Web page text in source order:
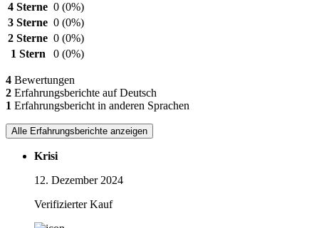
4 Sterne 0 (0%)
3 Sterne 0 (0%)
2 Sterne 0 (0%)
1 Stern
0 (0%)
4 Bewertungen
2 Erfahrungsberichte auf Deutsch
1 Erfahrungsbericht in anderen Sprachen
Alle Erfahrungsberichte anzeigen
Krisi
12. Dezember 2024
Verifizierter Kauf